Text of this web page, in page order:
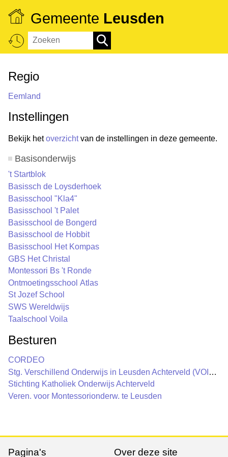
Gemeente Leusden
Regio
Eemland
Instellingen
Bekijk hetoverzichtvan de instellingen in deze gemeente.
Basisonderwijs
't Startblok
Basissch de Loysderhoek
Basisschool "Kla4"
Basisschool 't Palet
Basisschool de Bongerd
Basisschool de Hobbit
Basisschool Het Kompas
GBS Het Christal
Montessori Bs 't Ronde
Ontmoetingsschool Atlas
St Jozef School
SWS Wereldwijs
Taalschool Voila
Besturen
CORDEO
Stg. Verschillend Onderwijs in Leusden Achterveld (VOILA)
Stichting Katholiek Onderwijs Achterveld
Veren. voor Montessorionderw. te Leusden
Pagina's Over deze site